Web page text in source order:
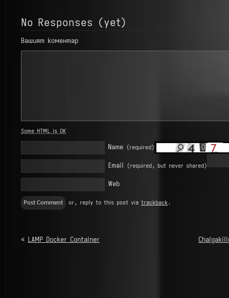
No Responses (yet)
Вашият коментар
Some HTML is OK
Name (required)
Email (required, but never shared)
Web
or, reply to this post via trackback.
« LAMP Docker Container